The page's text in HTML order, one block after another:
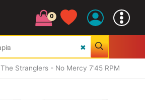
The Stranglers - No Mercy 7'45 RPM